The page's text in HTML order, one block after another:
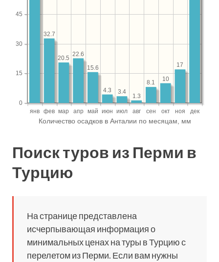
Поиск туров из Перми в
Турцию
На странице представлена
исчерпывающая информация о
минимальных ценах на туры в Турцию с
перелетом из Перми. Если вам нужны